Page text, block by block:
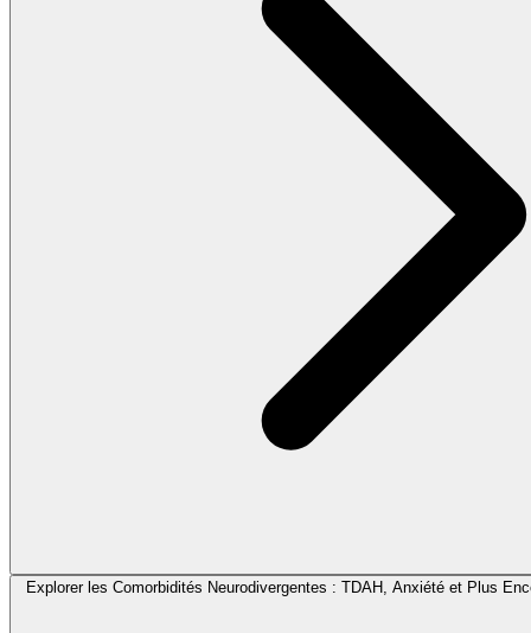
Explorer les Comorbidités Neurodivergentes : TDAH, Anxiété et Plus